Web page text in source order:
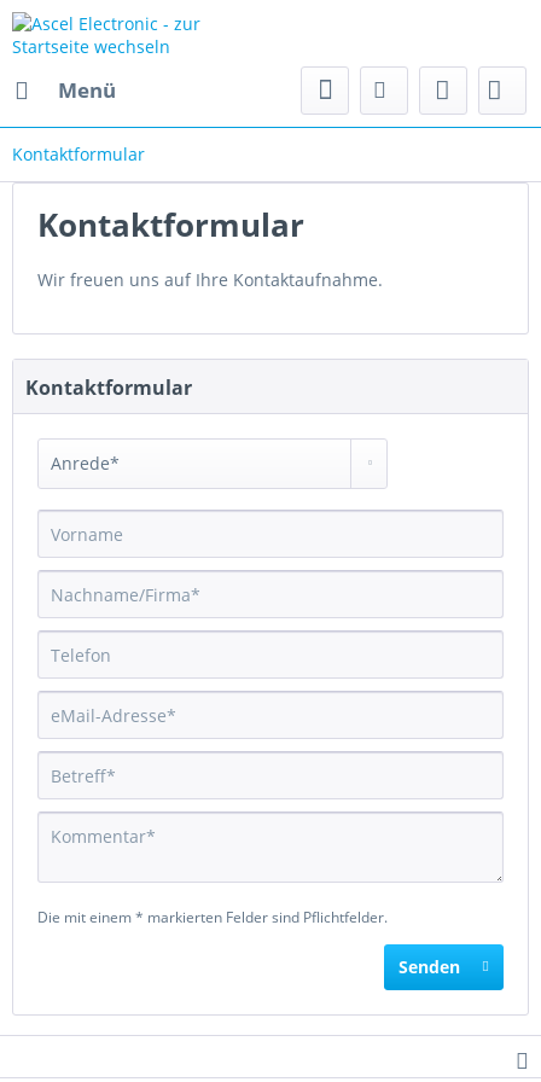
Menü
Kontaktformular
Kontaktformular
Wir freuen uns auf Ihre Kontaktaufnahme.
Kontaktformular
Die mit einem * markierten Felder sind Pflichtfelder.
Senden